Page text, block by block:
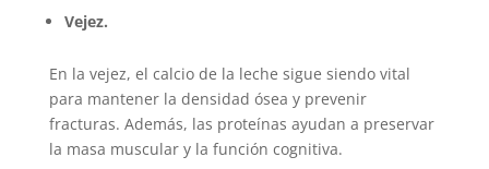
Vejez.
En la vejez, el calcio de la leche sigue siendo vital
para mantener la densidad ósea y prevenir
fracturas. Además, las proteínas ayudan a preservar
la masa muscular y la función cognitiva.